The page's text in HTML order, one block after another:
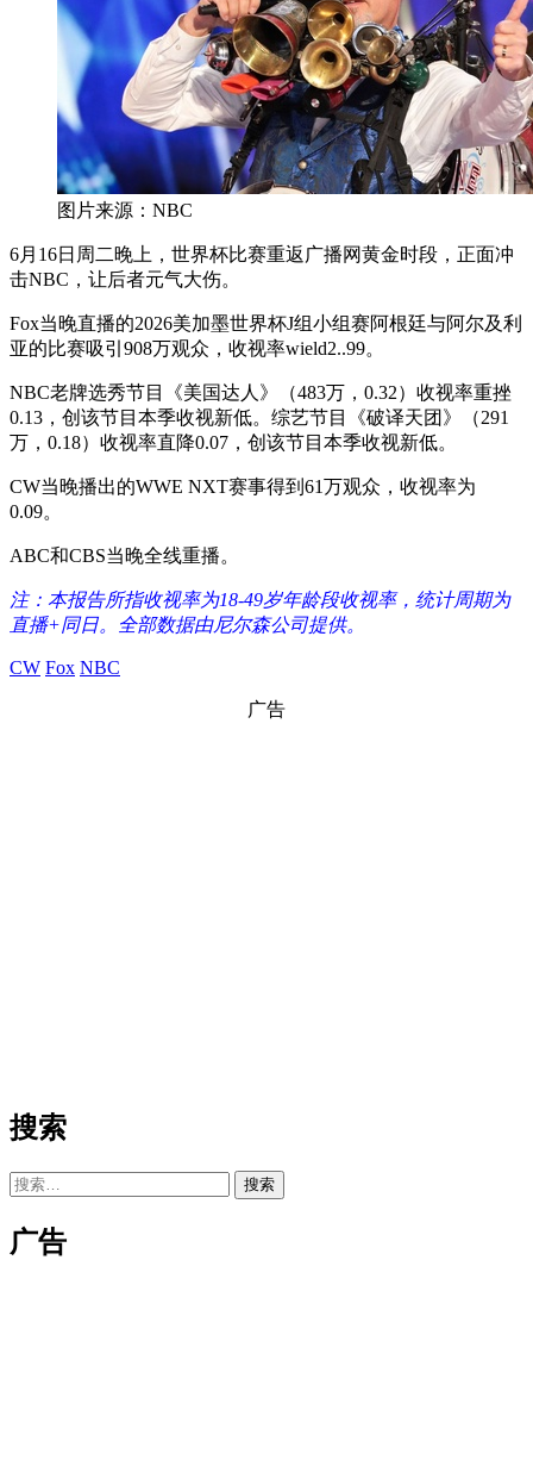
图片来源：NBC
6月16日周二晚上，世界杯比赛重返广播网黄金时段，正面冲
击NBC，让后者元气大伤。
Fox当晚直播的2026美加墨世界杯J组小组赛阿根廷与阿尔及利
亚的比赛吸引908万观众，收视率wield2..99。
NBC老牌选秀节目《美国达人》（483万，0.32）收视率重挫
0.13，创该节目本季收视新低。综艺节目《破译天团》（291
万，0.18）收视率直降0.07，创该节目本季收视新低。
CW当晚播出的WWE NXT赛事得到61万观众，收视率为
0.09。
ABC和CBS当晚全线重播。
注：本报告所指收视率为18-49岁年龄段收视率，统计周期为
直播+同日。全部数据由尼尔森公司提供。
CW Fox NBC
广告
搜索
搜
广告